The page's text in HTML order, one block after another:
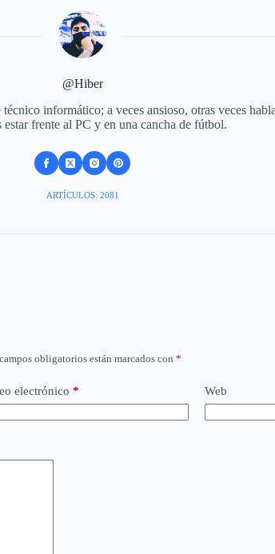
@Hiber
informático; a veces ansioso, otras veces
estar frente al PC y en una cancha de fútbol.
ARTÍCULOS: 2081
obligatorios están marcados con *
electrónico * Web